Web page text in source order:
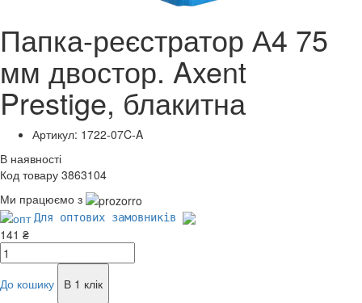
Папка-реєстратор А4 75
мм двостор. Axent
Prestige, блакитна
Артикул: 1722-07C-A
В наявності
Код товару 3863104
Ми працюємо з
Для оптових замовників
141 ₴
До кошику
В 1 клік